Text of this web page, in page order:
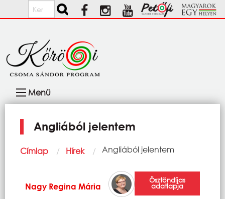
Ugrás a tartalomra
Keresés
navigáció
Menü
Angliából jelentem
Morzsa
Címlap Hírek Current:
Angliából jelentem
Nagy Regina Mária
Ösztöndíjas
adatlapja